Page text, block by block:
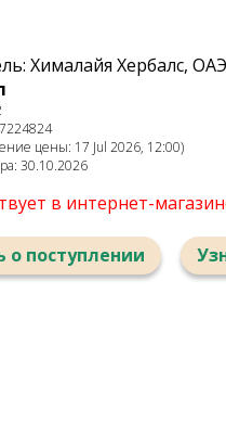
Хималайя Хербалс, ОАЭ
цены: 17 Jul 2026, 12:00)
30.10.2026
в интернет-
поступлении